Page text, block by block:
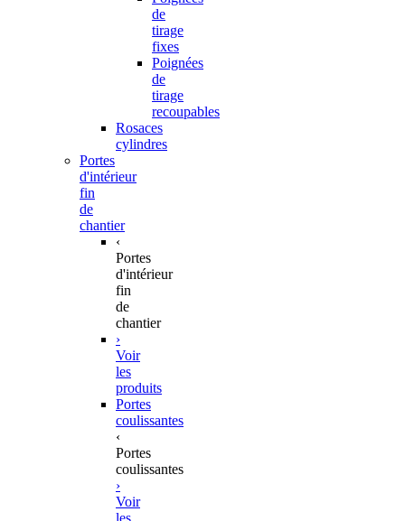
de
tirage
fixes
Poignées
de
tirage
recoupables
Rosaces
cylindres
Portes
d'intérieur
fin
de
chantier
‹
Portes
d'intérieur
fin
de
chantier
›
Voir
les
produits
Portes
coulissantes
‹
Portes
coulissantes
›
Voir
les